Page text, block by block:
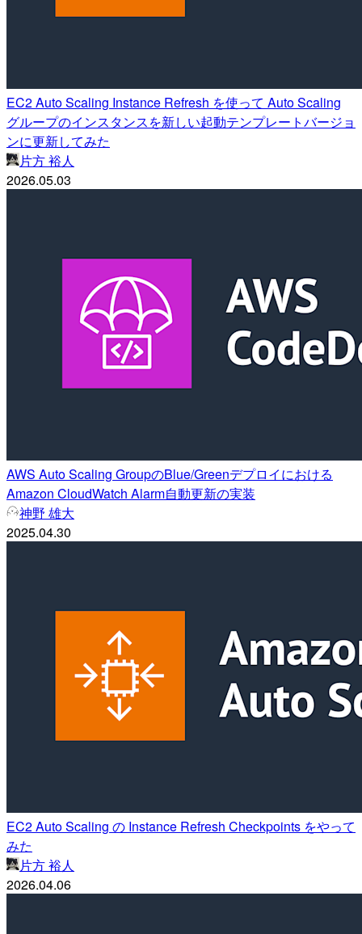
EC2 Auto Scaling Instance Refresh を使って Auto Scaling
グループのインスタンスを新しい起動テンプレートバージョ
ンに更新してみた
片方 裕人
2026.05.03
AWS Auto Scaling GroupのBlue/Greenデプロイにおける
Amazon CloudWatch Alarm自動更新の実装
神野 雄大
2025.04.30
EC2 Auto Scaling の Instance Refresh Checkpoints をやって
みた
片方 裕人
2026.04.06